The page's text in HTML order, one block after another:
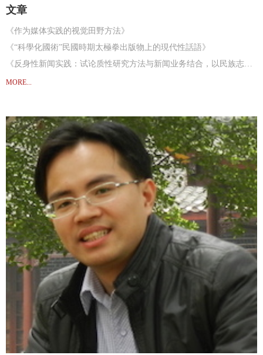
文章
《作为媒体实践的视觉田野方法》
《“科學化國術”民國時期太極拳出版物上的現代性話語》
MORE...